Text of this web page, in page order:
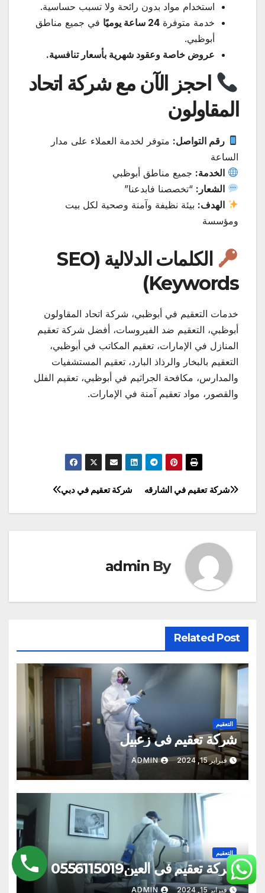
استخدام مواد بدون رائحة ولا تسبب حساسية.
خدمة متوفرة 24 ساعة يوميًا
في جميع مناطق
أبوظبي.
عروض خاصة وعقود شهرية بأسعار تنافسية.
احجز الآن مع شركة اتحاد
المقاولون
رقم التواصل: متوفر لخدمة العملاء على مدار
الساعة
الخدمة: جميع مناطق أبوظبي
الشعار: “تخصصنا فابدعنا”
الهدف: بيئة نظيفة وآمنة وصحية لكل بيت
ومؤسسة
الكلمات الدلالية (SEO
Keywords)
خدمات التعقيم في أبوظبي، شركة اتحاد المقاولون
أبوظبي، التعقيم ضد الفيروسات، أفضل شركة تعقيم
المنازل في الإمارات، تعقيم المكاتب في أبوظبي،
التعقيم بالبخار والرذاذ البارد، تعقيم المستشفيات
والمدارس، مكافحة الجراثيم في أبوظبي، تعقيم الفلل
والقصور، مواد تعقيم آمنة في الإمارات.
تصفّح
المقالات
شركة تعقيم في دبي شركة تعقيم في الشارقه
By
admin
Related Post
التعقيم
شركة تعقيم في زعبيل
فبراير 15, 2024 ADMIN
التعقيم
شركة تعقيم في العين0556115019
فبراير 15, 2024 ADMIN